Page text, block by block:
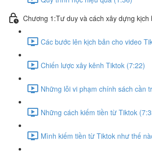
Chương 1:Tư duy và cách xây dựng kịch
Các bước lên kịch bản cho video
Chiến lược xây kênh Tiktok (7:22)
Những lỗi vi phạm chính sách cần
Những cách kiếm tiền từ Tiktok
Mình kiếm tiền từ Tiktok như thế